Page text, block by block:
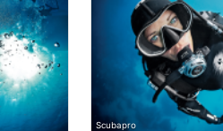
Scubapro
till information på
för att välja
reklam